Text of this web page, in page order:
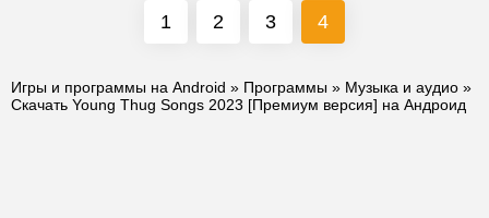
1 2 3 4
Игры и программы на Android » Программы » Музыка и аудио »
Скачать Young Thug Songs 2023 [Премиум версия] на Андроид